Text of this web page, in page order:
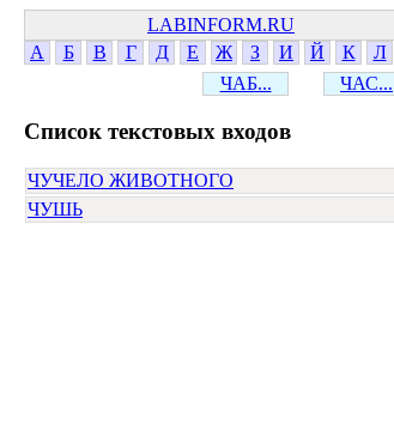
LABINFORM.RU
А
Б В Г Д Е Ж З И Й К Л
ЧАБ...
ЧАС...
Cписок текстовых входов
ЧУЧЕЛО ЖИВОТНОГО
ЧУШЬ